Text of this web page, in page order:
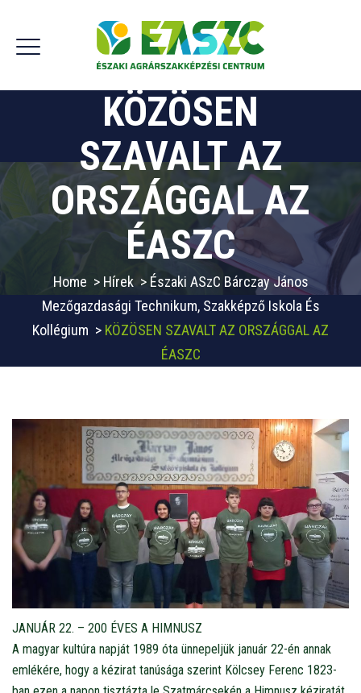
KÖZÖSEN
SZAVALT AZ
ORSZÁGGAL AZ
ÉASZC
Home > Hírek> Északi ASzC Bárczay János
Mezőgazdasági Technikum, Szakképző Iskola És
Kollégium > KÖZÖSEN SZAVALT AZ ORSZÁGGAL AZ
ÉASZC
JANUÁR 22. – 200 ÉVES A HIMNUSZ
A magyar kultúra napját 1989 óta ünnepeljük január 22-én annak
emlékére, hogy a kézirat tanúsága szerint Kölcsey Ferenc 1823-